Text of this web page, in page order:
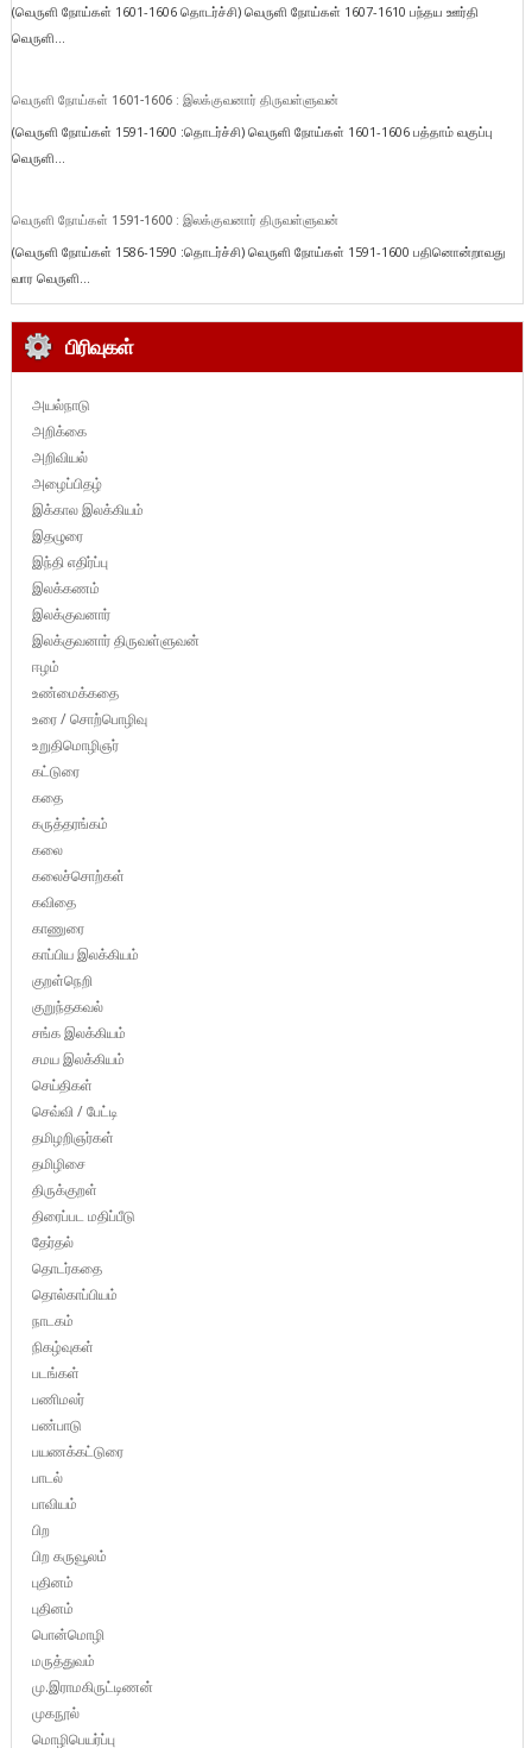
(வெருளி நோய்கள் 1601-1606 தொடர்ச்சி) வெருளி நோய்கள் 1607-1610 பந்தய ஊர்தி
வெருளி...
வெருளி நோய்கள் 1601-1606 : இலக்குவனார் திருவள்ளுவன்
(வெருளி நோய்கள் 1591-1600 :தொடர்ச்சி) வெருளி நோய்கள் 1601-1606 பத்தாம் வகுப்பு
வெருளி...
வெருளி நோய்கள் 1591-1600 : இலக்குவனார் திருவள்ளுவன்
(வெருளி நோய்கள் 1586-1590 :தொடர்ச்சி) வெருளி நோய்கள் 1591-1600 பதினொன்றாவது
வார வெருளி...
பிரிவுகள்
அயல்நாடு
அறிக்கை
அறிவியல்
அழைப்பிதழ்
இக்கால இலக்கியம்
இதழுரை
இந்தி எதிர்ப்பு
இலக்கணம்
இலக்குவனார்
இலக்குவனார் திருவள்ளுவன்
ஈழம்
உண்மைக்கதை
உரை / சொற்பொழிவு
உறுதிமொழிஞர்
கட்டுரை
கதை
கருத்தரங்கம்
கலை
கலைச்சொற்கள்
கவிதை
காணுரை
காப்பிய இலக்கியம்
குறள்நெறி
குறுந்தகவல்
சங்க இலக்கியம்
சமய இலக்கியம்
செய்திகள்
செவ்வி / பேட்டி
தமிழறிஞர்கள்
தமிழிசை
திருக்குறள்
திரைப்பட மதிப்பீடு
தேர்தல்
தொடர்கதை
தொல்காப்பியம்
நாடகம்
நிகழ்வுகள்
படங்கள்
பணிமலர்
பண்பாடு
பயணக்கட்டுரை
பாடல்
பாவியம்
பிற
பிற கருவூலம்
புதினம்
புதினம்
பொன்மொழி
மருத்துவம்
மு.இராமகிருட்டிணன்
முகநூல்
மொழிபெயர்ப்பு